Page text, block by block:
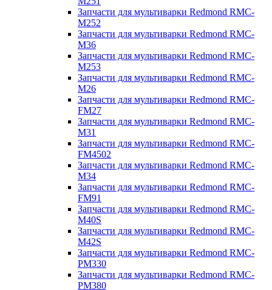
Запчасти для мультиварки Redmond RMC-
M252
Запчасти для мультиварки Redmond RMC-
M36
Запчасти для мультиварки Redmond RMC-
M253
Запчасти для мультиварки Redmond RMC-
M26
Запчасти для мультиварки Redmond RMC-
FM27
Запчасти для мультиварки Redmond RMC-
M31
Запчасти для мультиварки Redmond RMC-
FM4502
Запчасти для мультиварки Redmond RMC-
M34
Запчасти для мультиварки Redmond RMC-
FM91
Запчасти для мультиварки Redmond RMC-
M40S
Запчасти для мультиварки Redmond RMC-
M42S
Запчасти для мультиварки Redmond RMC-
PM330
Запчасти для мультиварки Redmond RMC-
PM380